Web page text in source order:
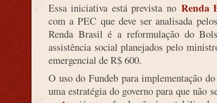
Essa iniciativa está prevista noRenda
com a PEC que deve ser analisada
Renda Brasil é a reformulação do
assistência social planejados pelo
emergencial de R$ 600.
O uso do Fundeb para implementação
uma estratégia do governo para que não